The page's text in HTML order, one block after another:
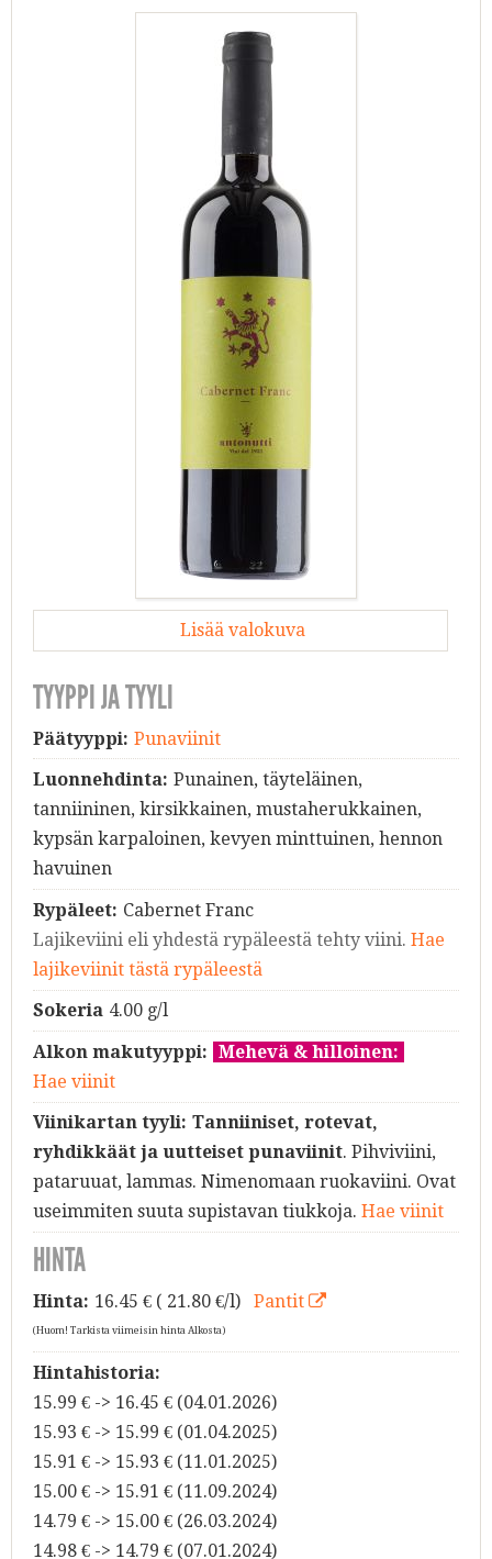
Lisää valokuva
TYYPPI JA TYYLI
Päätyyppi: Punaviinit
Luonnehdinta: Punainen, täyteläinen,
tanniininen, kirsikkainen, mustaherukkainen,
kypsän karpaloinen, kevyen minttuinen, hennon
havuinen
Rypäleet: Cabernet Franc
Lajikeviini eli yhdestä rypäleestä tehty viini. Hae
lajikeviinit tästä rypäleestä
Sokeria 4.00 g/l
Alkon makutyyppi: Mehevä & hilloinen:
Hae viinit
Viinikartan tyyli: Tanniiniset, rotevat,
ryhdikkäät ja uutteiset punaviinit. Pihviviini,
pataruuat, lammas. Nimenomaan ruokaviini. Ovat
useimmiten suuta supistavan tiukkoja. Hae viinit
HINTA
Hinta: 16.45 € ( 21.80 €/l) Pantit
(Huom! Tarkista viimeisin hinta Alkosta)
Hintahistoria:
15.99 € -> 16.45 € (04.01.2026)
15.93 € -> 15.99 € (01.04.2025)
15.91 € -> 15.93 € (11.01.2025)
15.00 € -> 15.91 € (11.09.2024)
14.79 € -> 15.00 € (26.03.2024)
14.98 € -> 14.79 € (07.01.2024)